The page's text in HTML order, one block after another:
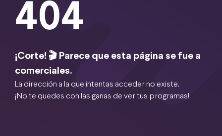
404
¡Corte! 🎬 Parece que esta página se fue a
comerciales.
La dirección a la que intentas acceder no existe.
¡No te quedes con las ganas de ver tus programas!